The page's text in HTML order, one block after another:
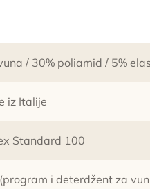
/ 30% poliamid / 5%
iz Italije
Standard 100
i deterdžent za